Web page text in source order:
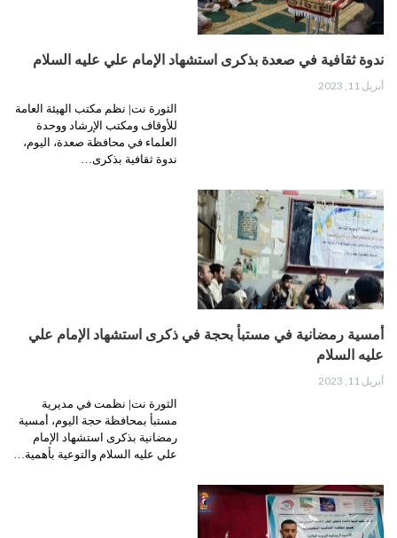
ندوة ثقافية في صعدة بذكرى استشهاد الإمام علي عليه السلام
أبريل 11, 2023
الثورة نت| نظم مكتب الهيئة العامة
للأوقاف ومكتب الإرشاد ووحدة
العلماء في محافظة صعدة، اليوم،
ندوة ثقافية بذكرى…
أمسية رمضانية في مستبأ بحجة في ذكرى استشهاد الإمام علي
عليه السلام
أبريل 11, 2023
الثورة نت| نظمت في مديرية
مستبأ بمحافظة حجة اليوم، أمسية
رمضانية بذكرى استشهاد الإمام
علي عليه السلام والتوعية بأهمية…